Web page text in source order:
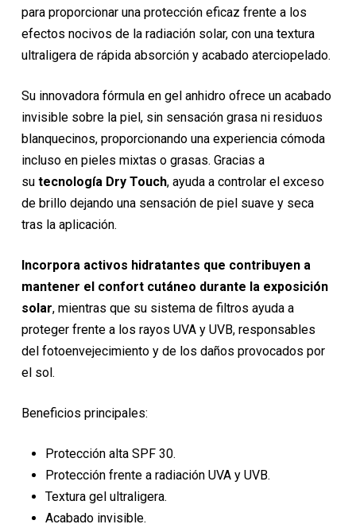
para proporcionar una protección eficaz frente a los
efectos nocivos de la radiación solar, con una textura
ultraligera de rápida absorción y acabado aterciopelado.
Su innovadora fórmula en gel anhidro ofrece un acabado
invisible sobre la piel, sin sensación grasa ni residuos
blanquecinos, proporcionando una experiencia cómoda
incluso en pieles mixtas o grasas. Gracias a
su tecnología Dry Touch, ayuda a controlar el exceso
de brillo dejando una sensación de piel suave y seca
tras la aplicación.
Incorpora activos hidratantes que contribuyen a
mantener el confort cutáneo durante la exposición
solar, mientras que su sistema de filtros ayuda a
proteger frente a los rayos UVA y UVB, responsables
del fotoenvejecimiento y de los daños provocados por
el sol.
Beneficios principales:
Protección alta SPF 30.
Protección frente a radiación UVA y UVB.
Textura gel ultraligera.
Acabado invisible.